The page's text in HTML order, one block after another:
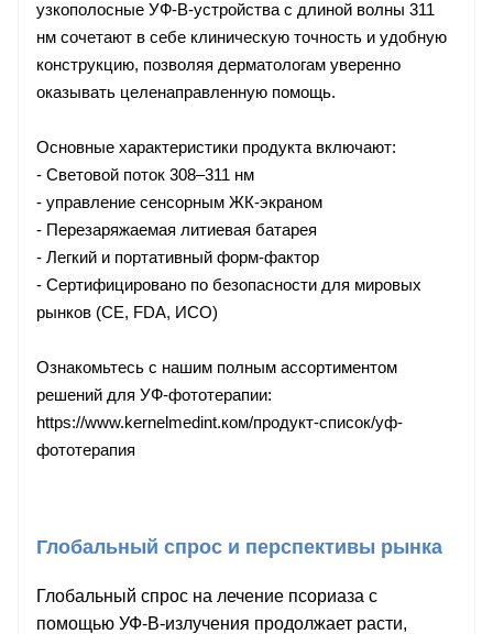
узкополосные УФ-B-устройства с длиной волны 311
нм сочетают в себе клиническую точность и удобную
конструкцию, позволяя дерматологам уверенно
оказывать целенаправленную помощь.
Основные характеристики продукта включают:
- Световой поток 308–311 нм
- управление сенсорным ЖК-экраном
- Перезаряжаемая литиевая батарея
- Легкий и портативный форм-фактор
- Сертифицировано по безопасности для мировых
рынков (CE, FDA, ИСО)
Ознакомьтесь с нашим полным ассортиментом
решений для УФ-фототерапии:
https://www.kernelmedint.ком/продукт-список/уф-
фототерапия
Глобальный спрос и перспективы рынка
Глобальный спрос на лечение псориаза с
помощью УФ-В-излучения продолжает расти,